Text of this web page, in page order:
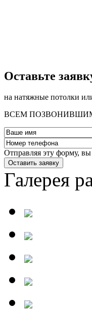
­Оставьте
на натяжные потолки
ВСЕМ
Отправляя эту форму,
Оставить заявку
Галерея